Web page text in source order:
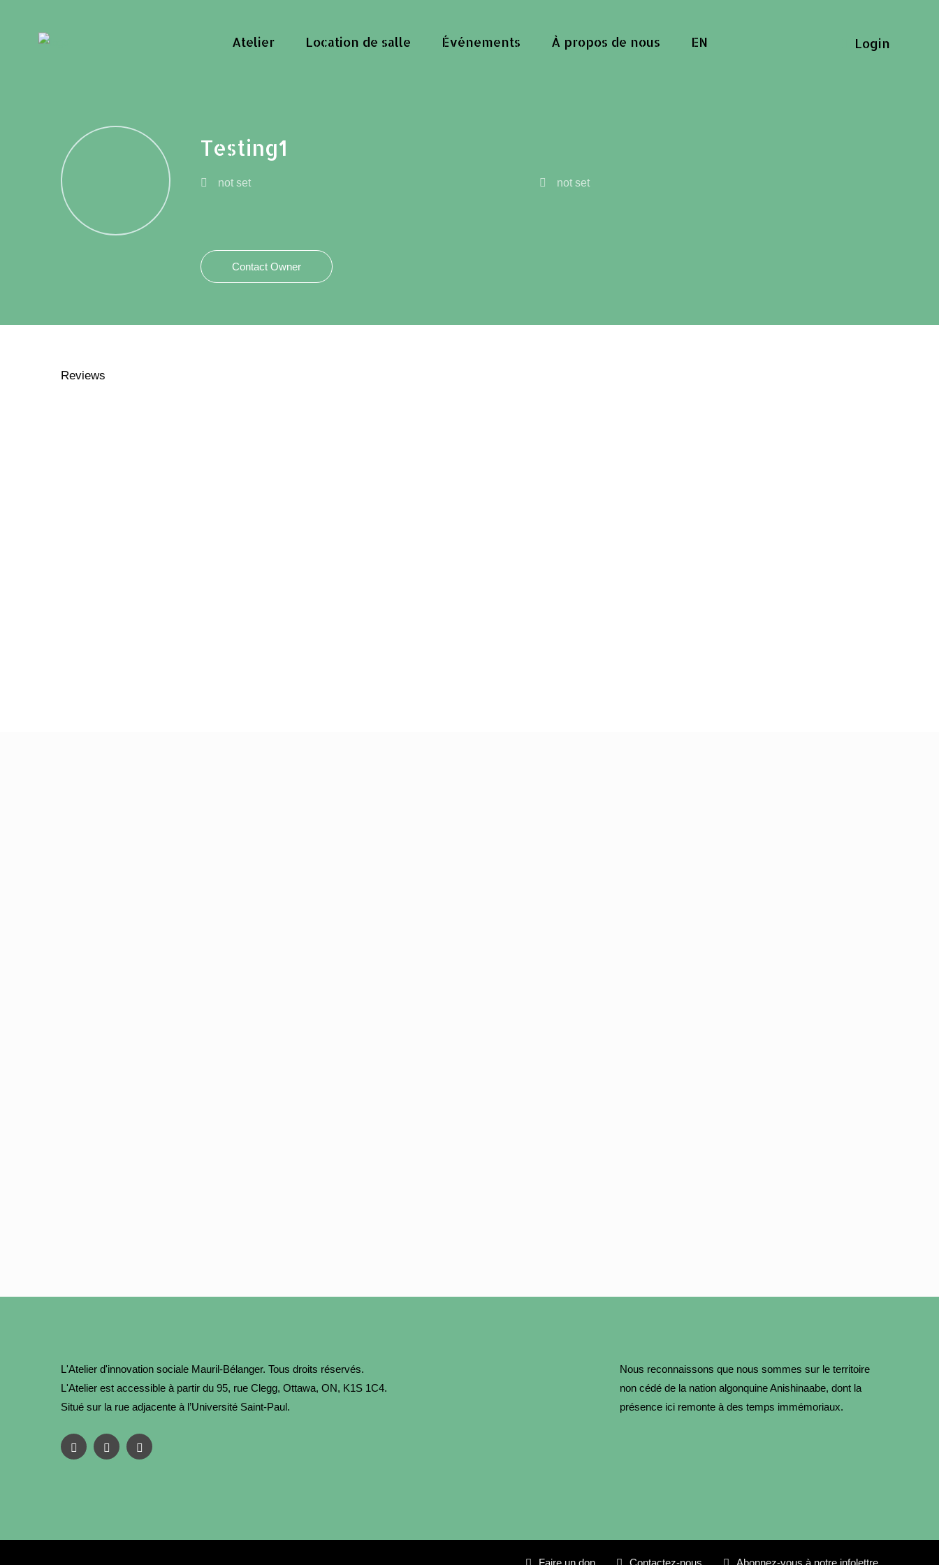
Login
Atelier Location de salle Événements À propos de nous EN
Testing1
not set not set
Contact Owner
Reviews
L'Atelier d'innovation sociale Mauril-Bélanger. Tous droits réservés.
L'Atelier est accessible à partir du 95, rue Clegg, Ottawa, ON, K1S 1C4.
Situé sur la rue adjacente à l’Université Saint-Paul.
Nous reconnaissons que nous sommes sur le territoire
non cédé de la nation algonquine Anishinaabe, dont la
présence ici remonte à des temps immémoriaux.
Faire un don Contactez-nous Abonnez-vous à notre infolettre